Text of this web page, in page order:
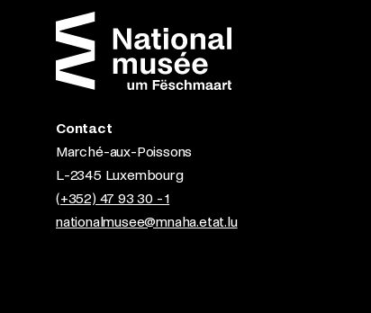
Contact
Marché-aux-Poissons
L-2345 Luxembourg
(+352) 47 93 30 - 1
nationalmusee@mnaha.etat.lu